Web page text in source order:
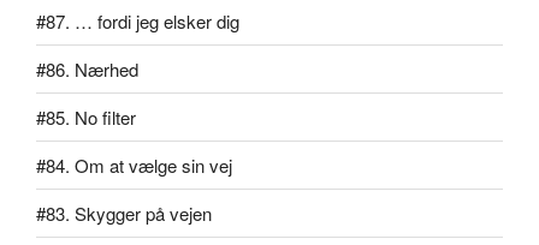
#87. … fordi jeg elsker dig
#86. Nærhed
#85. No filter
#84. Om at vælge sin vej
#83. Skygger på vejen